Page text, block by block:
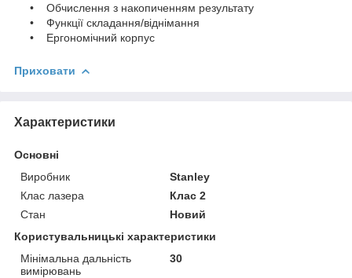
• Обчислення з накопиченням результату
• Функції складання/віднімання
• Ергономічний корпус
Приховати
Характеристики
Основні
Виробник
Stanley
Клас лазера
Клас 2
Стан
Новий
Користувальницькі характеристики
Мінімальна дальність
вимірювань
30